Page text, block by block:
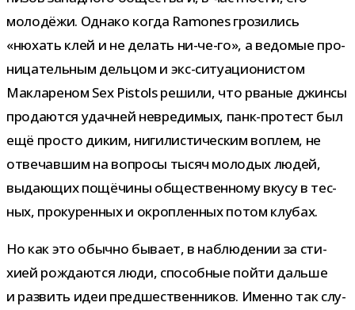
моло­дёжи. Однако когда Ramones гро­зи­лись
«нюхать клей и не делать ни-​че-​го», а ведо­мые про­
ни­ца­тель­ным дель­цом и экс-​ситуационистом
Маклареном Sex Pistols решили, что рва­ные джинсы
про­да­ются удач­ней невре­ди­мых, панк-​протест был
ещё про­сто диким, ниги­ли­сти­че­ским воп­лем, не
отве­чав­шим на вопросы тысяч моло­дых людей,
выда­ю­щих пощё­чины обще­ствен­ному вкусу в тес­
ных, про­ку­рен­ных и окроп­лен­ных потом клубах.
Но как это обычно бывает, в наблю­де­нии за сти­
хией рож­да­ются люди, спо­соб­ные пойти дальше
и раз­вить идеи пред­ше­ствен­ни­ков. Именно так слу­